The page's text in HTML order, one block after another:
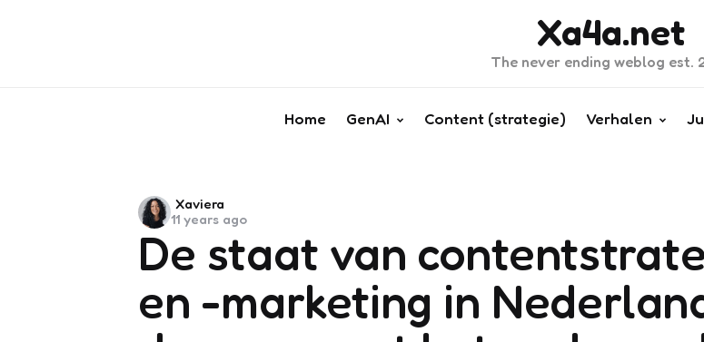
Xa4a.net
The never ending weblog est.
Home GenAI Content (strategie) Verhalen
De staat van
en -marketing in
Posted
by
Xaviera
11 years ago